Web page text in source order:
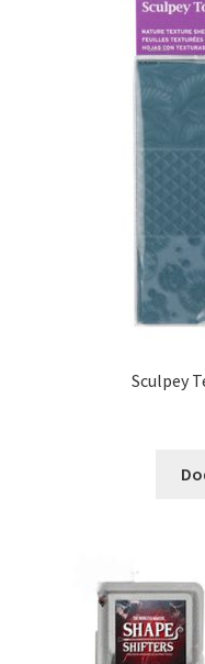
Sculpey